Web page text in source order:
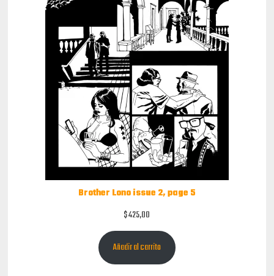
Brother Lono issue 2, page 5
$425,00
Añadir al carrito